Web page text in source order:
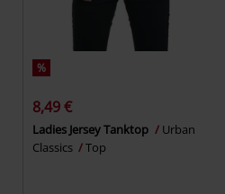
%
8,49 €
Ladies Jersey Tanktop
Urban
Classics
Top